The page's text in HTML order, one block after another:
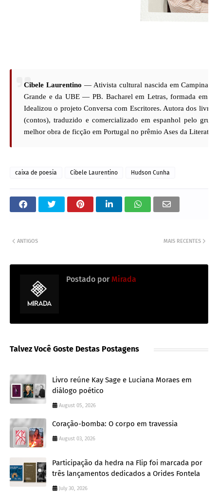
Cibele Laurentino — Ativista cultural nascida em Campina
Grande e da UBE — PB. Bacharel em Letras, formada em
Idealizou o projeto Conversa com Escritores. Autora dos
(contos), traduzido e comercializado em espanhol pelo
melhor obra de ficção em Portugal no prêmio Ases da
caixa de poesia Cibele Laurentino Hudson Cunha
MAIS RECENTES
ANTIGOS
Postado por Mirada
Talvez Você Goste Destas Postagens
Livro reúne Kay Sage e Luciana Moraes em
diálogo poético
August 05, 2026
Coração-bomba: O corpo em travessia
August 03, 2026
Participação da hedra na Flip foi marcada por
três lançamentos dedicados a Orides Fontela
July 30, 2026